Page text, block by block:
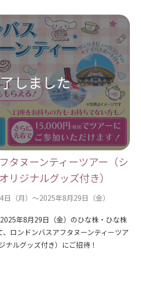
タヌーンティーツアー （シ
リジナルグッズ付き）
（月）～2025年8月29日（金）
年8月29日（金）のひな株・ひな株
、ロンドンバスアフタヌーンティーツア
ナルグッズ付き）にご招待！